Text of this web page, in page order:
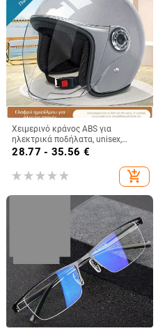
Χειμερινό κράνος ABS για
ηλεκτρικά ποδήλατα, unisex,
πιστοποιημένο Gb811-2022b, 3C
28.77 - 35.56 €
add_shopping_cart